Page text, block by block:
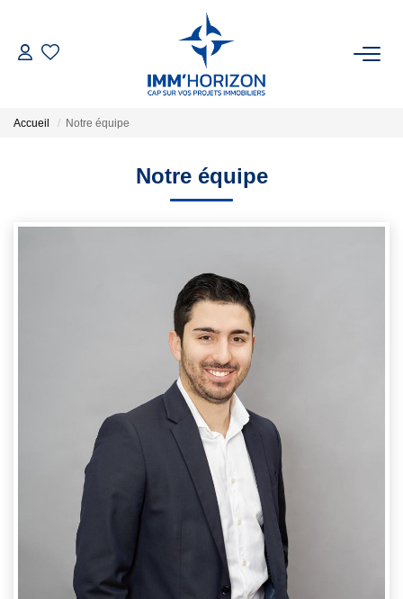
ACHETER
ESTIMER
BIENS VENDUS
NOTRE AGENCE
Qui Sommes-Nous
Notre Équipe
Nous Rejoindre
Nos Actualités
CONTACT
Accueil Notre équipe
Notre équipe